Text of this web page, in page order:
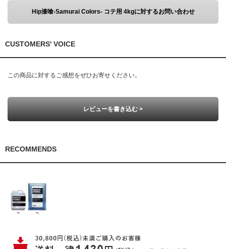
Hip漆喰-Samurai Colors- コテ用 4kgに対するお問い合わせ
CUSTOMERS' VOICE
この商品に対するご感想をぜひお寄せください。
レビューを書き込む >
RECOMMENDS